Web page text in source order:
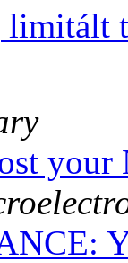
your